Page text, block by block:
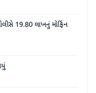
19.80 લાખનું મોર્ફિન